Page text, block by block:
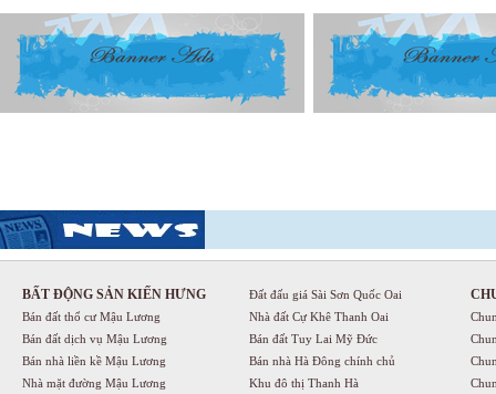
BẤT ĐỘNG SẢN KIẾN HƯNG
Bán đất thổ cư Mậu Lương
Bán đất dịch vụ Mậu Lương
Bán nhà liền kề Mậu Lương
Nhà mặt đường Mậu Lương
Đất đấu giá Sài Sơn Quốc Oai
Nhà đất Cự Khê Thanh Oai
Bán đất Tuy Lai Mỹ Đức
Bán nhà Hà Đông chính chủ
Khu đô thị Thanh Hà